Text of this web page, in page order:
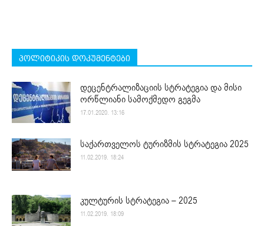
პოლიტიკის დოკუმენტები
დეცენტრალიზაციის სტრატეგია და მისი
ორწლიანი სამოქმედო გეგმა
17.01.2020. 13:16
საქართველოს ტურიზმის სტრატეგია 2025
11.02.2019. 18:24
კულტურის სტრატეგია – 2025
11.02.2019. 18:09